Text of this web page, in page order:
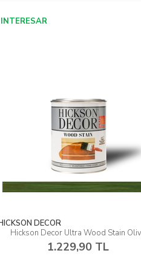
DECOR
Hickson Decor Ultra Wood Stain Olive
1.229,90 TL